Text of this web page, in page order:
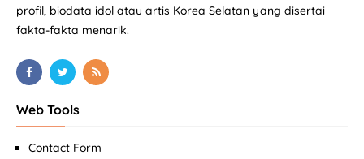
profil, biodata idol atau artis Korea Selatan yang disertai
fakta-fakta menarik.
Web Tools
Contact Form